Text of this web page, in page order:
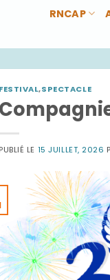
RNCAP
FESTIVAL,SPECTACLE
PUBLIÉ LE 15 JUILLET, 2026